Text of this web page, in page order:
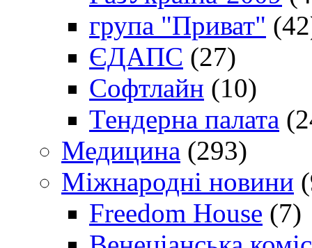
група "Приват"
ЄДАПС (27)
Софтлайн (10)
Тендерна палата
Медицина (293)
Міжнародні новини
Freedom House (7)